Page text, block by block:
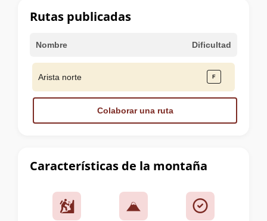
cumbre
Características de la montaña
Rutas publicadas
Nombre Dificultad
Arista norte
Colaborar una ruta